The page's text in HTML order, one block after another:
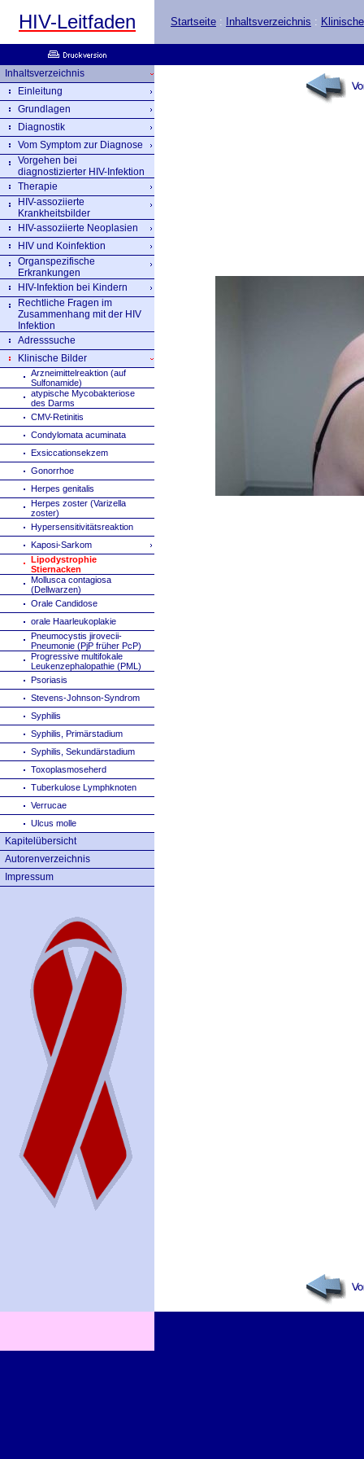
HIV-Leitfaden Startseite : Inhaltsverzeichnis :
Inhaltsverzeichnis
Einleitung
Grundlagen
Diagnostik
Vom Symptom zur Diagnose
Vorgehen bei
diagnostizierter HIV-Infektion
Therapie
HIV-assoziierte
Krankheitsbilder
HIV-assoziierte Neoplasien
HIV und Koinfektion
Organspezifische
Erkrankungen
HIV-Infektion bei Kindern
Rechtliche Fragen im
Zusammenhang mit der HIV
Infektion
Adresssuche
Klinische Bilder
Arzneimittelreaktion (auf
Sulfonamide)
atypische Mycobakteriose
des Darms
CMV-Retinitis
Condylomata acuminata
Exsiccationsekzem
Gonorrhoe
Herpes genitalis
Herpes zoster (Varizella
zoster)
Hypersensitivitätsreaktion
Kaposi-Sarkom
Lipodystrophie
Stiernacken
Mollusca contagiosa
(Dellwarzen)
Orale Candidose
orale Haarleukoplakie
Pneumocystis jirovecii-
Pneumonie (PjP früher PcP)
Progressive multifokale
Leukenzephalopathie (PML)
Psoriasis
Stevens-Johnson-Syndrom
Syphilis
Syphilis, Primärstadium
Syphilis, Sekundärstadium
Toxoplasmoseherd
Tuberkulose Lymphknoten
Verrucae
Ulcus molle
Kapitelübersicht
Autorenverzeichnis
Impressum